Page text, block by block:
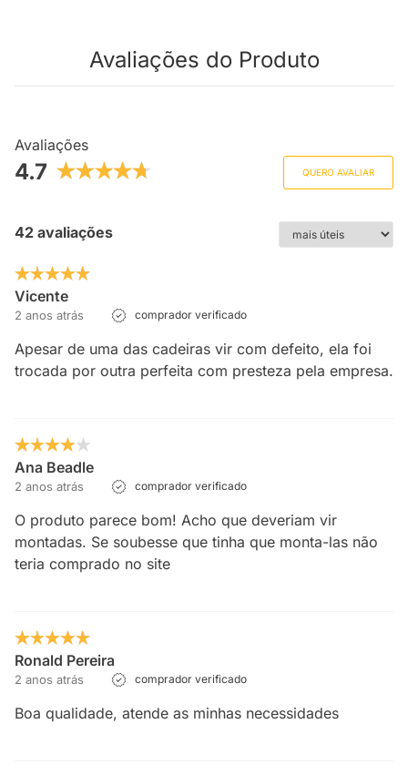
Avaliações do Produto
Avaliações
4.7 QUERO AVALIAR
42 avaliações
Vicente
2 anos atrás comprador verificado
Apesar de uma das cadeiras vir com defeito, ela foi
trocada por outra perfeita com presteza pela empresa.
Ana Beadle
2 anos atrás comprador verificado
O produto parece bom! Acho que deveriam vir
montadas. Se soubesse que tinha que monta-las não
teria comprado no site
Ronald Pereira
2 anos atrás comprador verificado
Boa qualidade, atende as minhas necessidades